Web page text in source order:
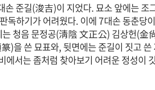
손 준길(浚吉)이 지었다. 묘소 앞에는
독하기가 어려웠다. 이에 7대손 동춘
는 청음 문정공(淸陰 文正公) 김상헌(
)을 쓴 묘표와, 뒷면에는 준길이 짓고
에서는 좀처럼 찾아보기 어려운 정성이